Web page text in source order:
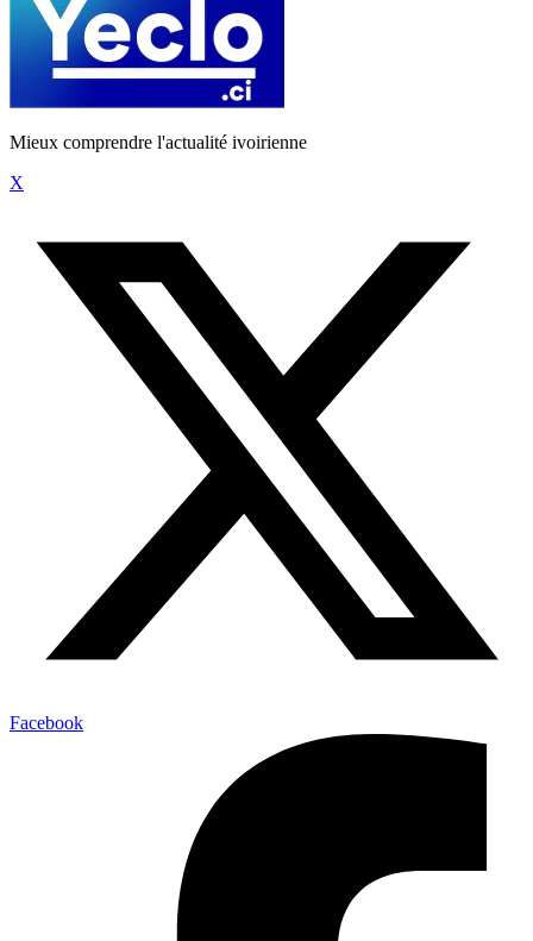
Mieux comprendre l'actualité ivoirienne
X
Facebook